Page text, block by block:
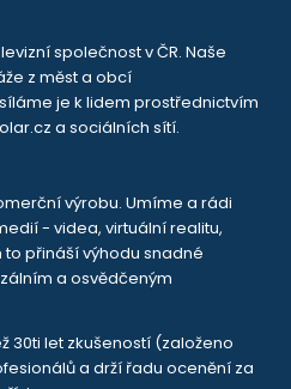
společnost v ČR. Naše
z měst a obcí
je k lidem prostřednictvím
a sociálních sítí.
výrobu. Umíme a rádi
- videa, virtuální realitu,
to přináší výhodu snadné
a osvědčeným
30ti let zkušeností (založeno
a drží řadu ocenění za